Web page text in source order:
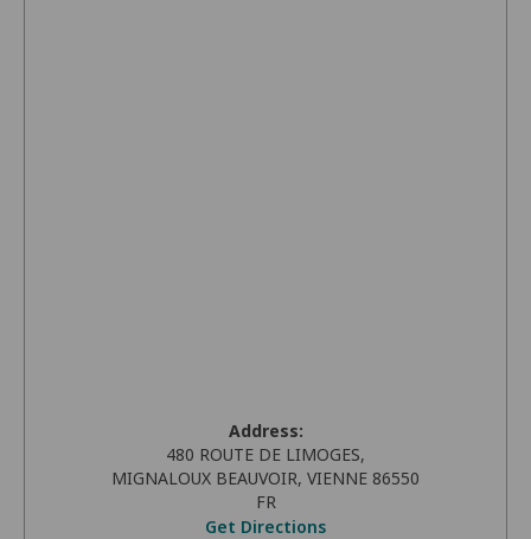
Address:
480 ROUTE DE LIMOGES,
MIGNALOUX BEAUVOIR, VIENNE 86550
FR
Get Directions